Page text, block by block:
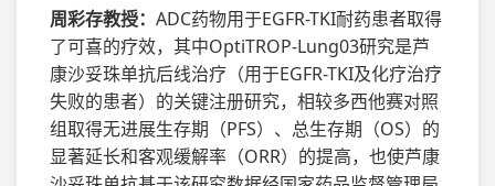
周彩存教授： ADC药物用于EGFR-TKI耐药患者取得
了可喜的疗效，其中OptiTROP-Lung03研究是芦
康沙妥珠单抗后线治疗（用于EGFR-TKI及化疗治疗
失败的患者）的关键注册研究，相较多西他赛对照
组取得无进展生存期（PFS）、总生存期（OS）的
显著延长和客观缓解率（ORR）的提高，也使芦康